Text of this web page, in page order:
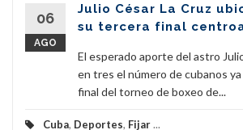
06
AGO
Julio César La Cruz
su tercera final
El esperado aporte del astro
en tres el número de cubanos
final del torneo de boxeo de...
Cuba, Deportes, Fijar...